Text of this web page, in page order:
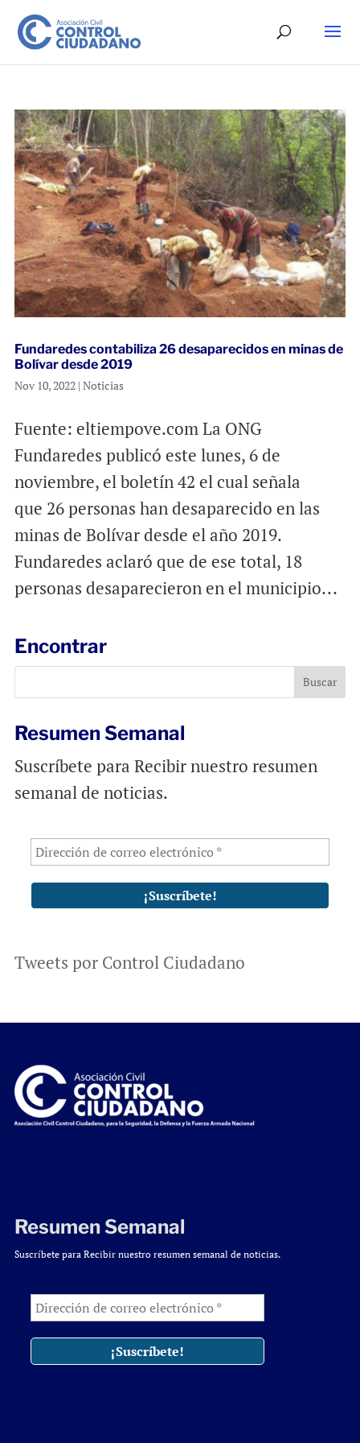
Fundaredes contabiliza 26 desaparecidos en minas de
Bolívar desde 2019
Nov 10, 2022| Noticias
Fuente: eltiempove.com La ONG
Fundaredes publicó este lunes, 6 de
noviembre, el boletín 42 el cual señala
que 26 personas han desaparecido en las
minas de Bolívar desde el año 2019.
Fundaredes aclaró que de ese total, 18
personas desaparecieron en el municipio...
Encontrar
Resumen Semanal
Suscríbete para Recibir nuestro resumen
semanal de noticias.
Tweets por Control Ciudadano
Resumen Semanal
Suscríbete para Recibir nuestro resumen semanal de noticias.